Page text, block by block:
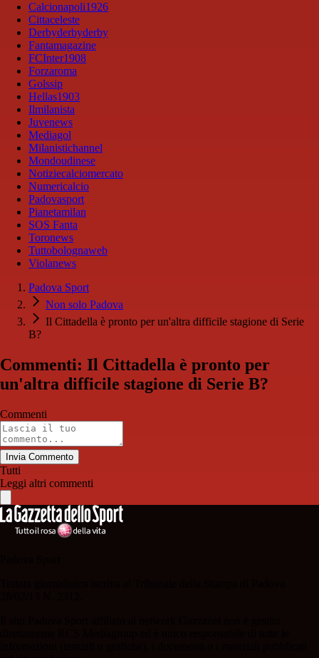
Calcionapoli1926
Cittaceleste
Derbyderbyderby
Fantamagazine
FCInter1908
Forzaroma
Golssip
Hellas1903
Ilmilanista
Juvenews
Mediagol
Milanistichannel
Mondoudinese
Notiziecalciomercato
Numericalcio
Padovasport
Pianetamilan
SOS Fanta
Toronews
Tuttobolognaweb
Violanews
Padova Sport
Non solo Padova
Il Cittadella è pronto per un'altra difficile stagione di Serie
B?
Commenti: Il Cittadella è pronto per
un'altra difficile stagione di Serie B?
Commenti
Invia Commento
Tutti
Leggi altri commenti